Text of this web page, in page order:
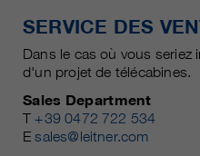
SERVICE DES
Dans le cas où vous seriez
d'un projet de télécabines.
Sales Department
T +39 0472 722 534
Esales@leitner.com